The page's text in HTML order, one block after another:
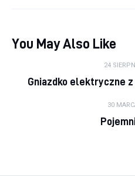
You May Also Like
24
Gniazdko elektryczne
30